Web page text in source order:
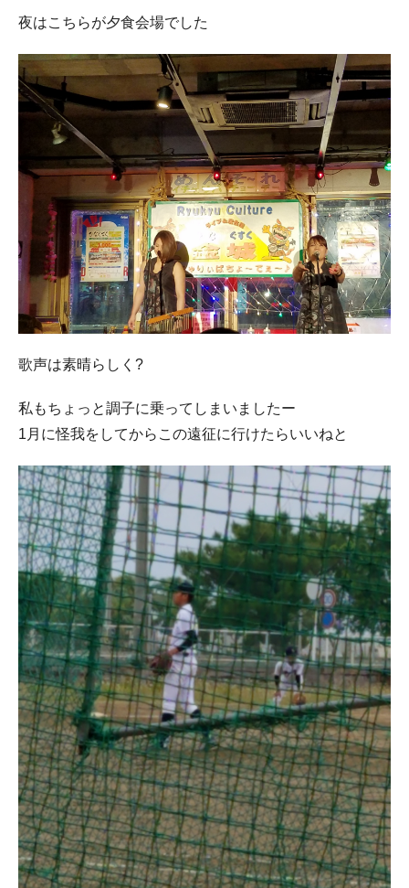
夜はこちらが夕食会場でした
歌声は素晴らしく?
私もちょっと調子に乗ってしまいましたー
1月に怪我をしてからこの遠征に行けたらいいねと